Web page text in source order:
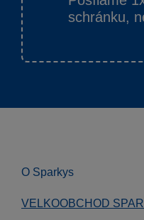
schránku,
O Sparkys
VELKOOBCHOD